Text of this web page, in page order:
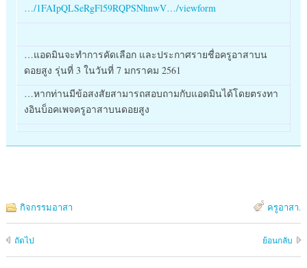
…/1FAIpQLSeRgFl59RQPSNhnwV…/viewform
…แอดมินจะทำการคัดเลือก และประกาศรายชื่อครูอาสาบน
ดอยสูง รุ่นที่ 3 ในวันที่ 7 มกราคม 2561
…หากท่านมีข้อสงสัยสามารถสอบถามกับแอดมินได้โดยตรงทา
งอินบ็อคเพจครูอาสาบนดอยสูง
กิจกรรมอาสา ครูอาสา.
ถัดไป ย้อนกลับ